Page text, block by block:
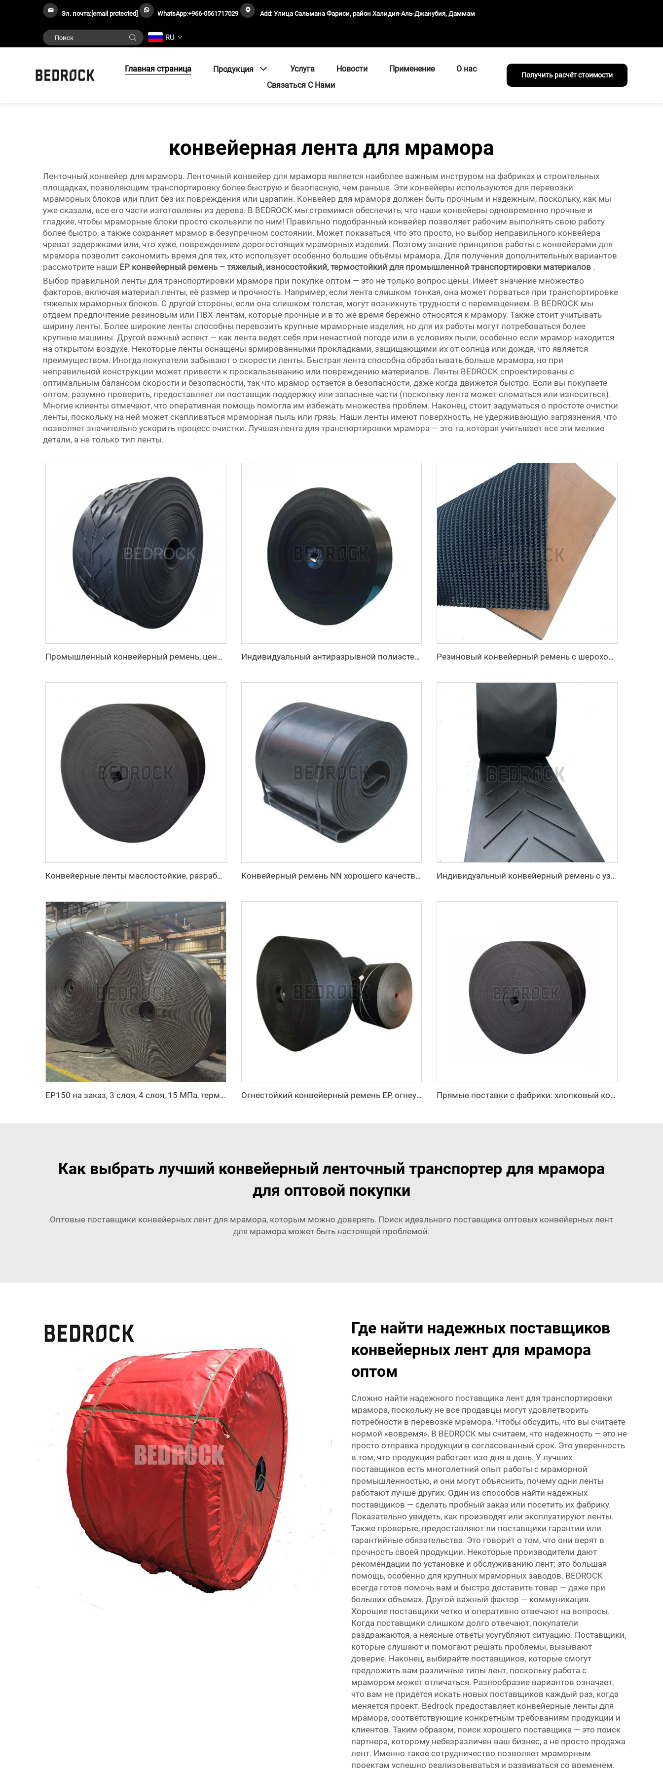
Эл. почта: [email protected] WhatsApp:+966-0561717029 Add: Улица Сальмана Фариси, район Халидия-Аль-Джанубия, Даммам
RU
Главная страница Продукция Услуга Новости Применение
О нас
Связаться С Нами
Получить расчёт стоимости
конвейерная лента для мрамора
Ленточный конвейер для мрамора. Ленточный конвейер для мрамора является наиболее важным инструром на фабриках и строительных
площадках, позволяющим транспортировку более быструю и безопасную, чем раньше. Эти конвейеры используются для перевозки
мраморных блоков или плит без их повреждения или царапин. Конвейер для мрамора должен быть прочным и надежным, поскольку, как мы
уже сказали, все его части изготовлены из дерева. В BEDROCK мы стремимся обеспечить, что наши конвейеры одновременно прочные и
гладкие, чтобы мраморные блоки просто скользили по ним! Правильно подобранный конвейер позволяет рабочим выполнять свою работу
более быстро, а также сохраняет мрамор в безупречном состоянии. Может показаться, что это просто, но выбор неправильного конвейера
чреват задержками или, что хуже, повреждением дорогостоящих мраморных изделий. Поэтому знание принципов работы с конвейерами для
мрамора позволит сэкономить время для тех, кто использует особенно большие объёмы мрамора. Для получения дополнительных вариантов
рассмотрите наши EP конвейерный ремень – тяжелый, износостойкий, термостойкий для промышленной транспортировки материалов .
Выбор правильной ленты для транспортировки мрамора при покупке оптом — это не только вопрос цены. Имеет значение множество
факторов, включая материал ленты, её размер и прочность. Например, если лента слишком тонкая, она может порваться при транспортировке
тяжелых мраморных блоков. С другой стороны, если она слишком толстая, могут возникнуть трудности с перемещением. В BEDROCK мы
отдаем предпочтение резиновым или ПВХ-лентам, которые прочные и в то же время бережно относятся к мрамору. Также стоит учитывать
ширину ленты. Более широкие ленты способны перевозить крупные мраморные изделия, но для их работы могут потребоваться более
крупные машины. Другой важный аспект — как лента ведет себя при ненастной погоде или в условиях пыли, особенно если мрамор находится
на открытом воздухе. Некоторые ленты оснащены армированными прокладками, защищающими их от солнца или дождя, что является
преимуществом. Иногда покупатели забывают о скорости ленты. Быстрая лента способна обрабатывать больше мрамора, но при
неправильной конструкции может привести к проскальзыванию или повреждению материалов. Ленты BEDROCK спроектированы с
оптимальным балансом скорости и безопасности, так что мрамор остается в безопасности, даже когда движется быстро. Если вы покупаете
оптом, разумно проверить, предоставляет ли поставщик поддержку или запасные части (поскольку лента может сломаться или износиться).
Многие клиенты отмечают, что оперативная помощь помогла им избежать множества проблем. Наконец, стоит задуматься о простоте очистки
ленты, поскольку на ней может скапливаться мраморная пыль или грязь. Наши ленты имеют поверхность, не удерживающую загрязнения, что
позволяет значительно ускорить процесс очистки. Лучшая лента для транспортировки мрамора — это та, которая учитывает все эти мелкие
детали, а не только тип ленты.
Промышленный конвейерный ремень, цена производителя, тяжелый резиновый конвейерный ремень с шевронным рисунком EP250 для горнодобывающей промышленности Индивидуальный антиразрывной полиэстер/нейлоновый конвейерный ремень для дробильной линии карьера для производственных предприятий и розничной торговли Резиновый конвейерный ремень с шероховатой верхней поверхностью
Конвейерные ленты маслостойкие, разработанные производителем, с регулируемой скоростью, новинка Конвейерный ремень NN хорошего качества, OEM, изготавливаемый на заказ Индивидуальный конвейерный ремень с узором «елочка», высокопрочный, для транспортировки материалов при высоких температурах
EP150 на заказ, 3 слоя, 4 слоя, 15 МПа, термостойкий черный резиновый конвейерный ремень повышенной прочности для дробилки камня и горнодобывающей промышленности Огнестойкий конвейерный ремень EP, огнеупорный ремень для угольных шахт и производственных предприятий Прямые поставки с фабрики: хлопковый конвейерный ремень для транспортировки печенья
Как выбрать лучший конвейерный ленточный транспортер для мрамора
для оптовой покупки
Оптовые поставщики конвейерных лент для мрамора, которым можно доверять. Поиск идеального поставщика оптовых конвейерных лент
для мрамора может быть настоящей проблемой.
Где найти надежных поставщиков
конвейерных лент для мрамора
оптом
Сложно найти надежного поставщика лент для транспортировки
мрамора, поскольку не все продавцы могут удовлетворить
потребности в перевозке мрамора. Чтобы обсудить, что вы считаете
нормой «вовремя». В BEDROCK мы считаем, что надежность — это не
просто отправка продукции в согласованный срок. Это уверенность
в том, что продукция работает изо дня в день. У лучших
поставщиков есть многолетний опыт работы с мраморной
промышленностью, и они могут объяснить, почему одни ленты
работают лучше других. Один из способов найти надежных
поставщиков — сделать пробный заказ или посетить их фабрику.
Показательно увидеть, как производят или эксплуатируют ленты.
Также проверьте, предоставляют ли поставщики гарантии или
гарантийные обязательства. Это говорит о том, что они верят в
прочность своей продукции. Некоторые производители дают
рекомендации по установке и обслуживанию лент; это большая
помощь, особенно для крупных мраморных заводов. BEDROCK
всегда готов помочь вам и быстро доставить товар — даже при
больших объемах. Другой важный фактор — коммуникация.
Хорошие поставщики четко и оперативно отвечают на вопросы.
Когда поставщики слишком долго отвечают, покупатели
раздражаются, а неясные ответы усугубляют ситуацию. Поставщики,
которые слушают и помогают решать проблемы, вызывают
доверие. Наконец, выбирайте поставщиков, которые смогут
предложить вам различные типы лент, поскольку работа с
мрамором может отличаться. Разнообразие вариантов означает,
что вам не придется искать новых поставщиков каждый раз, когда
меняется проект. Bedrock предоставляет конвейерные ленты для
мрамора, соответствующие конкретным требованиям продукции и
клиентов. Таким образом, поиск хорошего поставщика — это поиск
партнера, которому небезразличен ваш бизнес, а не просто продажа
лент. Именно такое сотрудничество позволяет мраморным
проектам успешно реализовываться и развиваться со временем.